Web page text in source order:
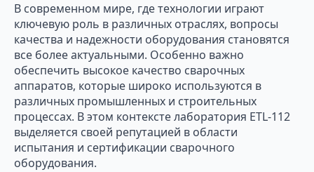
В современном мире, где технологии играют
ключевую роль в различных отраслях, вопросы
качества и надежности оборудования становятся
все более актуальными. Особенно важно
обеспечить высокое качество сварочных
аппаратов, которые широко используются в
различных промышленных и строительных
процессах. В этом контексте лаборатория ETL-112
выделяется своей репутацией в области
испытания и сертификации сварочного
оборудования.